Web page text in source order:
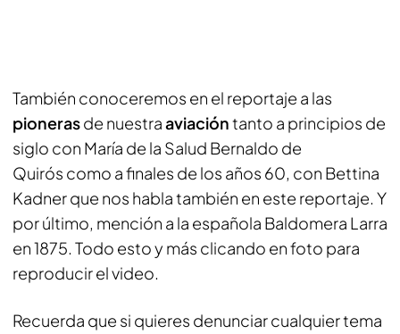
También conoceremos en el reportaje a las
pionerasde nuestraaviacióntanto a principios de
siglo con María de la Salud Bernaldo de
Quirós como a finales de los años 60, con Bettina
Kadner que nos habla también en este reportaje. Y
por último, mención a la española Baldomera Larra
en 1875. Todo esto y más clicando en foto para
reproducir el video.
Recuerda que si quieres denunciar cualquier tema